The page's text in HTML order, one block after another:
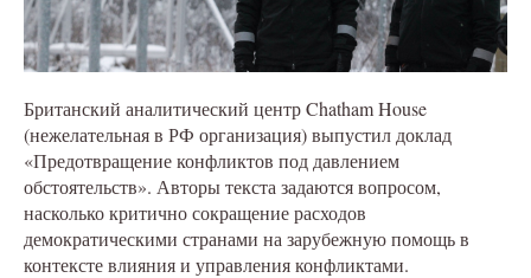
Британский аналитический центр Chatham House
(нежелательная в РФ организация) выпустил доклад
«Предотвращение конфликтов под давлением
обстоятельств». Авторы текста задаются вопросом,
насколько критично сокращение расходов
демократическими странами на зарубежную помощь в
контексте влияния и управления конфликтами.